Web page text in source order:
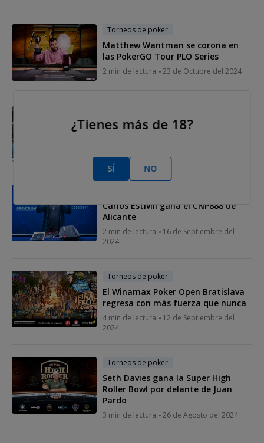
Torneos de poker
Matthew Wantman se corona en
las PokerGO Tour PLO Series
2 min de lectura 23 de Octubre del 2024
El tercer título del WPO Bratislava
2024
Carlos Estivill gana el CNP888 de
Alicante
2 min de lectura
16 de Septiembre del
2024
Torneos de poker
El Winamax Poker Open Bratislava
regresa con más fuerza que nunca
4 min de lectura
12 de Septiembre del
2024
Torneos de poker
Seth Davies gana la Super High
Roller Bowl por delante de Juan
Pardo
3 min de lectura 26 de Agosto del 2024
¿Tienes más de 18?
SÍ NO